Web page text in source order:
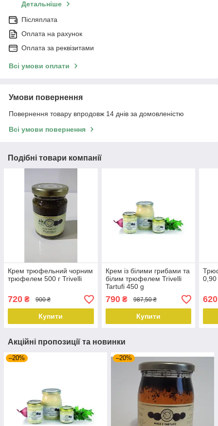
Детальніше
Післяплата
Оплата на рахунок
Оплата за реквізитами
Всі умови оплати
Умови повернення
Повернення товару впродовж 14 днів за домовленістю
Всі умови повернення
Подібні товари компанії
Крем трюфельний чорним
трюфелем 500 г Trivelli
720 ₴ 900 ₴
Купити
Крем із білими грибами та
білим трюфелем Trivelli
Tartufi 450 g
790₴ 987,50 ₴
Купити
0,90
620
Акційні пропозиції та новинки
–20% –20%